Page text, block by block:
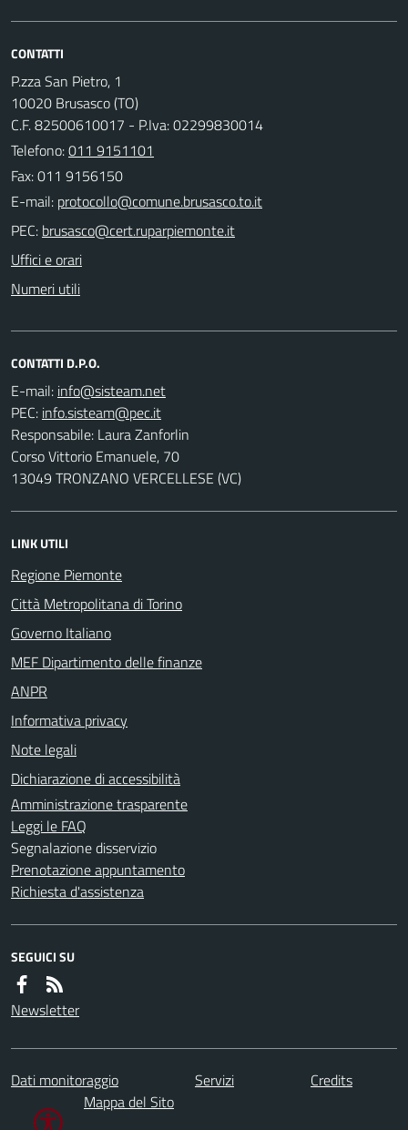
CONTATTI
P.zza San Pietro, 1
10020 Brusasco (TO)
C.F. 82500610017 - P.Iva: 02299830014
Telefono:011 9151101
Fax: 011 9156150
E-mail:
PEC:
Uffici e orari
Numeri utili
CONTATTI D.P.O.
E-mail:
PEC:
Responsabile: Laura Zanforlin
Corso Vittorio Emanuele, 70
13049 TRONZANO VERCELLESE (VC)
LINK UTILI
Regione Piemonte
Città Metropolitana di Torino
Governo Italiano
MEF Dipartimento delle finanze
ANPR
Informativa privacy
Note legali
Dichiarazione di accessibilità
Amministrazione trasparente
Leggi le FAQ
Segnalazione disservizio
Prenotazione appuntamento
Richiesta d'assistenza
SEGUICI SU
Newsletter
Dati monitoraggio Servizi
Credits
Mappa del Sito